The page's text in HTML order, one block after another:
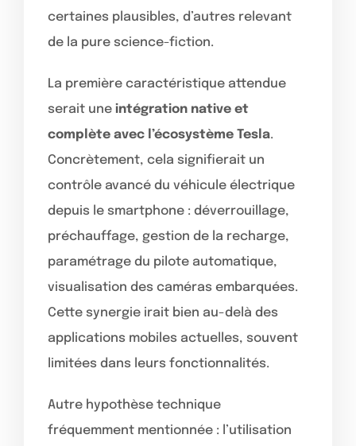
certaines plausibles, d’autres relevant
de la pure science-fiction.
La première caractéristique attendue
serait une intégration native et
complète avec l’écosystème Tesla.
Concrètement, cela signifierait un
contrôle avancé du véhicule électrique
depuis le smartphone : déverrouillage,
préchauffage, gestion de la recharge,
paramétrage du pilote automatique,
visualisation des caméras embarquées.
Cette synergie irait bien au-delà des
applications mobiles actuelles, souvent
limitées dans leurs fonctionnalités.
Autre hypothèse technique
fréquemment mentionnée : l’utilisation